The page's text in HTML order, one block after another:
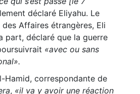
déclaré Eliyahu. Le
Affaires étrangères, Eli
part, déclaré que la guerre
«avec ou sans
Hamid, correspondante de
, «il va y avoir une réaction